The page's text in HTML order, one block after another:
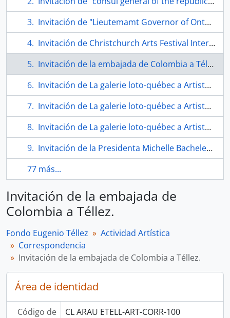
Invitación de "Lieutemamt Governor of Onterio and Mrs. Lincoln M. Alexander".
Invitación de Christchurch Arts Festival International of Drawings a Téllez.
Invitación de la embajada de Colombia a Téllez.
Invitación de La galerie loto-québec a Artistes Chiliens D'ici.
Invitación de La galerie loto-québec a Artistes Chiliens D'ici.
Invitación de La galerie loto-québec a Artistes Chiliens D'ici.
Invitación de la Presidenta Michelle Bachelet a Eugenio Téllez
77 más...
Invitación de la embajada de
Colombia a Téllez.
Fondo Eugenio Téllez
Actividad Artística
Correspondencia
Invitación de la embajada de Colombia a Téllez.
Área de identidad
Código de
CL ARAU ETELL-ART-CORR-100